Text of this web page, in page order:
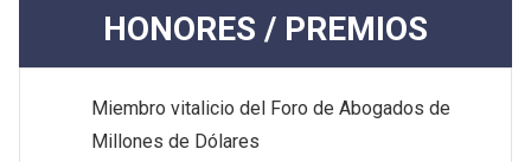
HONORES / PREMIOS
Miembro vitalicio del Foro de Abogados de
Millones de Dólares